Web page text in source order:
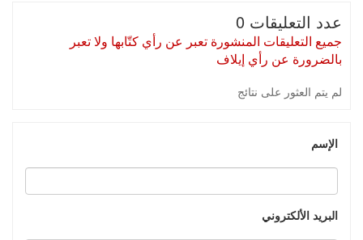
عدد التعليقات 0
جميع التعليقات المنشورة تعبر عن رأي كتّابها ولا تعبر
بالضرورة عن رأي إيلاف
لم يتم العثور على نتائج
الإسم
البريد الألكتروني